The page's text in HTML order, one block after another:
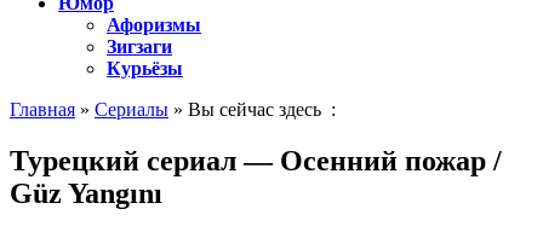
Афоризмы
Зигзаги
Курьёзы
Главная » Сериалы » Вы сейчас здесь :
Турецкий сериал — Осенний пожар /
Güz Yangını